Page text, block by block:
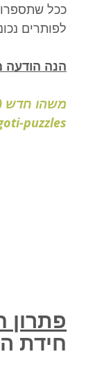
ככל שתספרו
לפותרים
הנה
משהו חדש
puzzles
פתרון
חידת